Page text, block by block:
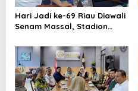
Hari Jadi ke-69 Riau Diawali
Senam Massal, Stadion
Layanan